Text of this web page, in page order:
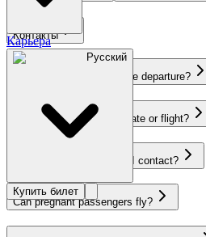
Карьера
Русский
Купить билет
Контакты
How late can I book before departure?
Can I change my travel date or flight?
Booking issues—who do I contact?
Can pregnant passengers fly?